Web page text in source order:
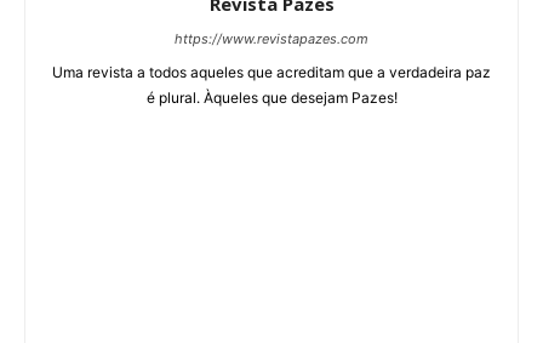
https://www.revistapazes.com
Uma revista a todos aqueles que acreditam que a verdadeira paz
é plural. Àqueles que desejam Pazes!